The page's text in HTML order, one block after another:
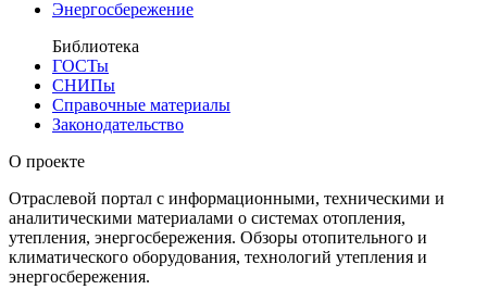
Энергосбережение
Библиотека
ГОСТы
СНИПы
Справочные материалы
Законодательство
О проекте
Отраслевой портал с информационными, техническими и
аналитическими материалами о системах отопления,
утепления, энергосбережения. Обзоры отопительного и
климатического оборудования, технологий утепления и
энергосбережения.